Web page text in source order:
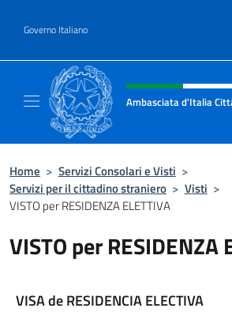
Governo Italiano
Intestazione sito,
Ambasciata d'Italia
Home > Servizi Consolari e Visti >
Servizi per il cittadino straniero > Visti >
VISTO per RESIDENZA ELETTIVA
VISTO per RESIDENZA
VISA de RESIDENCIA ELECTIVA